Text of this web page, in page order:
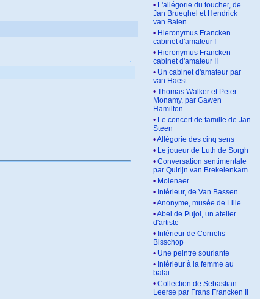
• L'allégorie du toucher, de
Jan Brueghel et Hendrick
van Balen
• Hieronymus Francken
cabinet d'amateur I
• Hieronymus Francken
cabinet d'amateur II
• Un cabinet d'amateur par
van Haest
• Thomas Walker et Peter
Monamy, par Gawen
Hamilton
• Le concert de famille de Jan
Steen
•Allégorie des cinq sens
• Le joueur de Luth de Sorgh
• Conversation sentimentale
par Quirijn van Brekelenkam
• Molenaer
• Intérieur, de Van Bassen
•Anonyme, musée de Lille
•Abel de Pujol, un atelier
d'artiste
• Intérieur de Cornelis
Bisschop
• Une peintre souriante
• Intérieur à la femme au
balai
• Collection de Sebastian
Leerse par Frans Francken II